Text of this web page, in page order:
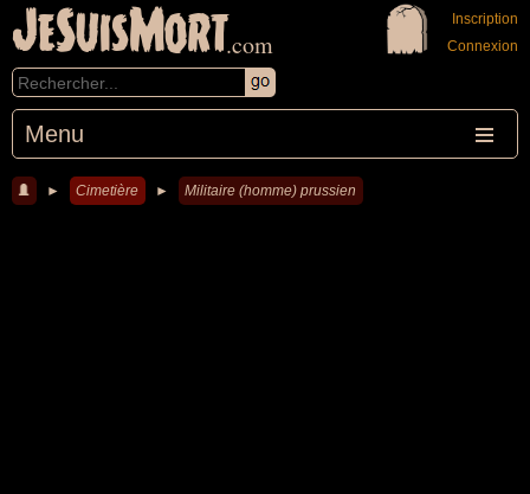
JeSuisMort.com
Menu
Inscription
Connexion
► Cimetière ► Militaire (homme) prussien